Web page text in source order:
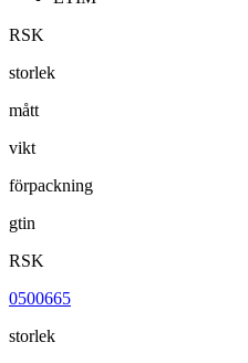
RSK
storlek
mått
vikt
förpackning
gtin
RSK
0500665
storlek